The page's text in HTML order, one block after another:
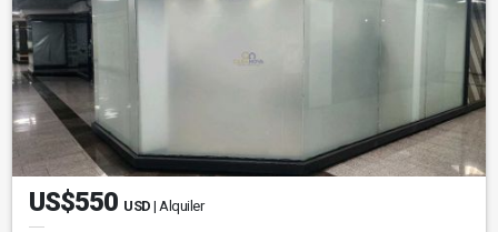
US$550 USD | Alquiler